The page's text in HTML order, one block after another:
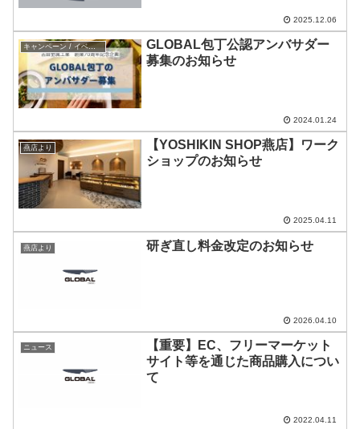
2025.12.06
キャンペーン / イベント
GLOBAL包丁公認アンバサダー
募集のお知らせ
2024.01.24
燕店より
【YOSHIKIN SHOP燕店】ワーク
ショップのお知らせ
2025.04.11
燕店より 研ぎ直し料金改定のお知らせ
2026.04.10
ニュース
【重要】EC、フリーマーケット
サイト等を通じた商品購入につい
て
2022.04.11